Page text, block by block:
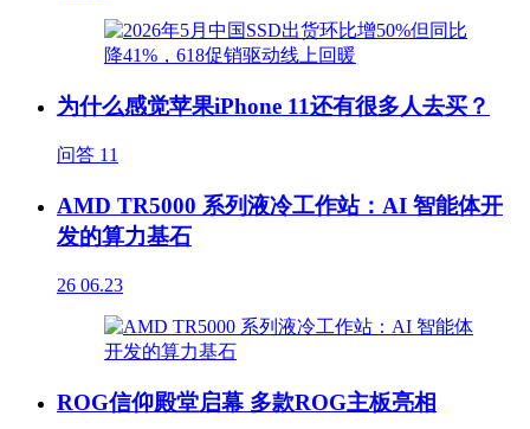
为什么感觉苹果iPhone 11还有很多人去买？
问答 11
AMD TR5000 系列液冷工作站：AI 智能体开
发的算力基石
26 06.23
ROG信仰殿堂启幕 多款ROG主板亮相